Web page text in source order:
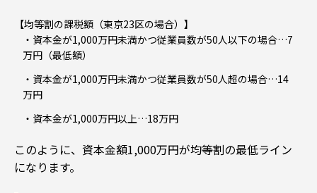
【均等割の課税額（東京23区の場合）】
資本金が1,000万円未満かつ従業員数が50人以下の場合…7
万円（最低額）
資本金が1,000万円未満かつ従業員数が50人超の場合…14
万円
資本金が1,000万円以上…18万円
このように、 資本金額1,000万円が均等割の最低ライン
になります。